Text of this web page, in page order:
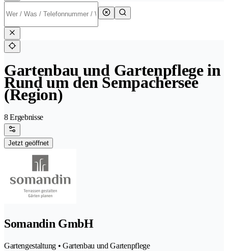
Gartenbau und Gartenpflege in
Rund um den Sempachersee
(Region)
8 Ergebnisse
Jetzt geöffnet
Somandin GmbH
Gartengestaltung • Gartenbau und Gartenpflege